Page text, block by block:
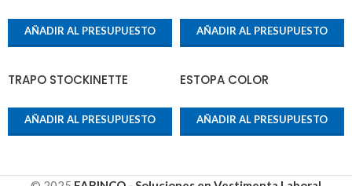
AÑADIR AL PRESUPUESTO AÑADIR AL PRESUPUESTO
TRAPO STOCKINETTE
AÑADIR AL PRESUPUESTO
ESTOPA COLOR
AÑADIR AL PRESUPUESTO